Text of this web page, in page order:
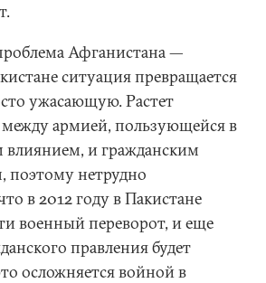
Афганистана —
ситуация превращается
ужасающую. Растет
армией, пользующейся в
влиянием, и гражданским
поэтому нетрудно
в 2012 году в Пакистане
военный переворот, и еще
правления будет
осложняется войной в